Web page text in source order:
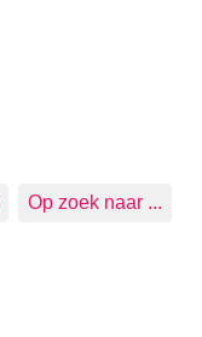
Op zoek naar ...